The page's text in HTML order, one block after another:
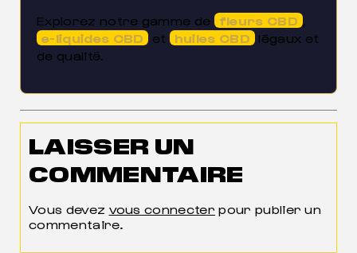
Explorez notre gamme de fleurs CBD ,
e-liquides CBD
et huiles CBD légaux et
de qualité.
LAISSER UN
COMMENTAIRE
Vous devez vous connecter pour publier un
commentaire.